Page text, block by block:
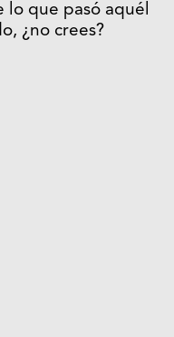
lo que pasó aquél
¿no crees?